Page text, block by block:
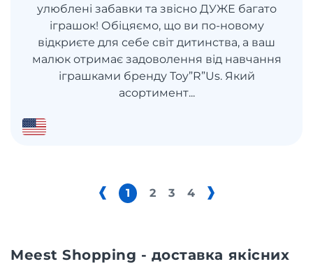
улюблені забавки та звісно ДУЖЕ багато
іграшок! Обіцяємо, що ви по-новому
відкриєте для себе світ дитинства, а ваш
малюк отримає задоволення від навчання
іграшками бренду Toy”R”Us. Який
асортимент...
1 2 3 4
Meest Shopping - доставка якісних